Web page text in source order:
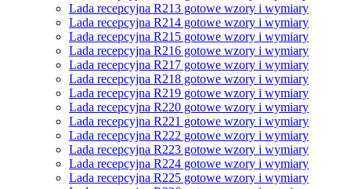
Lada recepcyjna R213 gotowe wzory i wymiary
Lada recepcyjna R214 gotowe wzory i wymiary
Lada recepcyjna R215 gotowe wzory i wymiary
Lada recepcyjna R216 gotowe wzory i wymiary
Lada recepcyjna R217 gotowe wzory i wymiary
Lada recepcyjna R218 gotowe wzory i wymiary
Lada recepcyjna R219 gotowe wzory i wymiary
Lada recepcyjna R220 gotowe wzory i wymiary
Lada recepcyjna R221 gotowe wzory i wymiary
Lada recepcyjna R222 gotowe wzory i wymiary
Lada recepcyjna R223 gotowe wzory i wymiary
Lada recepcyjna R224 gotowe wzory i wymiary
Lada recepcyjna R225 gotowe wzory i wymiary